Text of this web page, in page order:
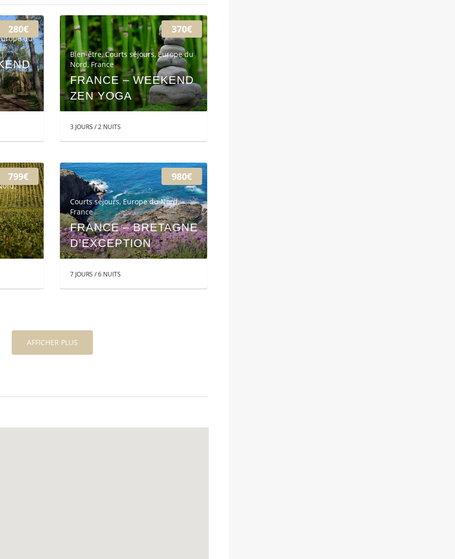
280€
du
370€
Bien-être,Courts séjours, Europe du
Nord,France
FRANCE – WEEKEND
ZEN YOGA
3 JOURS / 2 NUITS
799€
,
980€
Courts séjours,Europe du Nord,
France
FRANCE – BRETAGNE
D’EXCEPTION
7 JOURS / 6 NUITS
AFFICHER PLUS